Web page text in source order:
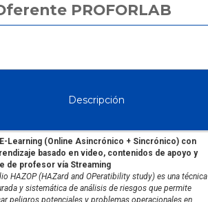
PROFORLAB
Descripción
Learning (Online Asincrónico + Sincrónico) con
basado en video, contenidos de apoyo y
de profesor vía Streaming
HAZOP (HAZard and OPeratibility study) es una técnica
y sistemática de análisis de riesgos que permite
peligros potenciales y problemas operacionales en
los
Vigente: Recarga y Mantención
al Día